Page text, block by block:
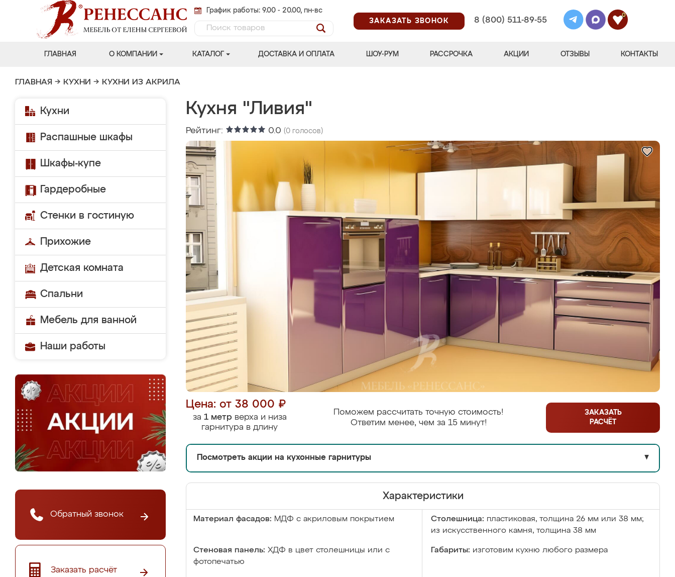
График работы: 9.00 - 20.00, пн-вс
ЗАКАЗАТЬ ЗВОНОК
8 (800) 511-89-55
0
ГЛАВНАЯ О КОМПАНИИ КАТАЛОГ ДОСТАВКА И ОПЛАТА ШОУ-РУМ РАССРОЧКА АКЦИИ ОТЗЫВЫ КОНТАКТЫ
ГЛАВНАЯ → КУХНИ → КУХНИ ИЗ АКРИЛА
Кухни
Распашные шкафы
Шкафы-купе
Гардеробные
Стенки в гостиную
Прихожие
Детская комната
Спальни
Мебель для ванной
Наши работы
Обратный звонок
Заказать расчёт
Кухня "Ливия"
Рейтинг: 0.0 (0 голосов)
Цена: от 38 000 ₽
за 1 метрверха и низа
гарнитура в длину
Поможем рассчитать точную стоимость!
Ответим менее, чем за 15 минут!
ЗАКАЗАТЬ
РАСЧЁТ
Посмотреть акции на кухонные гарнитуры ▼
Характеристики
Материал фасадов: МДФ с акриловым покрытием Столешница: пластиковая, толщина 26 мм или 38 мм;
из искусственного камня, толщина 38 мм
Стеновая панель: ХДФ в цвет столешницы или с
фотопечатью
Габариты: изготовим кухню любого размера